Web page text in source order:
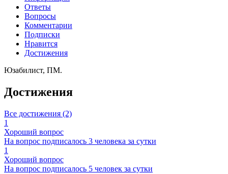
Ответы
Вопросы
Комментарии
Подписки
Нравится
Достижения
Юзабилист, ПМ.
Достижения
Все достижения (2)
1
Хороший вопрос
На вопрос подписалось 3 человека за сутки
1
Хороший вопрос
На вопрос подписалось 5 человек за сутки